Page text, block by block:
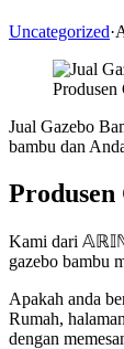
Uncategorized·
Produsen
Jual Gazebo
bambu dan
Produsen
Kami dari
gazebo bambu
Apakah anda
Rumah,
dengan